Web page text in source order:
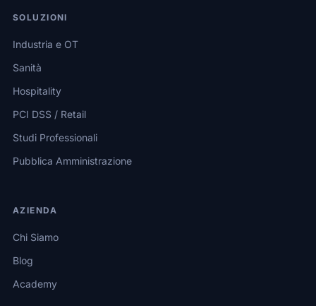
SOLUZIONI
Industria e OT
Sanità
Hospitality
PCI DSS / Retail
Studi Professionali
Pubblica Amministrazione
AZIENDA
Chi Siamo
Blog
Academy